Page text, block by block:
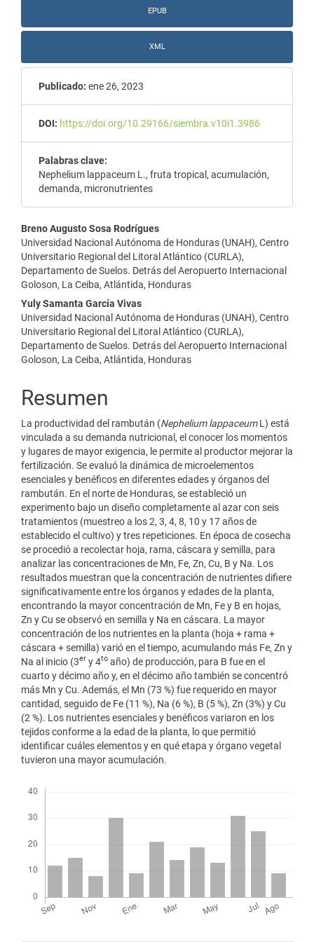
EPUB
XML
Publicado: ene 26, 2023
DOI: https://doi.org/10.29166/siembra.v10i1.3986
Palabras clave:
Nephelium lappaceum L., fruta tropical, acumulación,
demanda, micronutrientes
Contenido
principal
del
artículo
Breno Augusto Sosa Rodrígues
Universidad Nacional Autónoma de Honduras (UNAH), Centro
Universitario Regional del Litoral Atlántico (CURLA),
Departamento de Suelos. Detrás del Aeropuerto Internacional
Goloson, La Ceiba, Atlántida, Honduras
Yuly Samanta García Vivas
Universidad Nacional Autónoma de Honduras (UNAH), Centro
Universitario Regional del Litoral Atlántico (CURLA),
Departamento de Suelos. Detrás del Aeropuerto Internacional
Goloson, La Ceiba, Atlántida, Honduras
Resumen
La productividad del rambután (Nephelium lappaceumL) está
vinculada a su demanda nutricional, el conocer los momentos
y lugares de mayor exigencia, le permite al productor mejorar la
fertilización. Se evaluó la dinámica de microelementos
esenciales y benéficos en diferentes edades y órganos del
rambután. En el norte de Honduras, se estableció un
experimento bajo un diseño completamente al azar con seis
tratamientos (muestreo a los 2, 3, 4, 8, 10 y 17 años de
establecido el cultivo) y tres repeticiones. En época de cosecha
se procedió a recolectar hoja, rama, cáscara y semilla, para
analizar las concentraciones de Mn, Fe, Zn, Cu, B y Na. Los
resultados muestran que la concentración de nutrientes difiere
significativamente entre los órganos y edades de la planta,
encontrando la mayor concentración de Mn, Fe y B en hojas,
Zn y Cu se observó en semilla y Na en cáscara. La mayor
concentración de los nutrientes en la planta (hoja + rama +
cáscara + semilla) varió en el tiempo, acumulando más Fe, Zn y
Na al inicio (3er y 4to año) de producción, para B fue en el
cuarto y décimo año y, en el décimo año también se concentró
más Mn y Cu. Además, el Mn (73 %) fue requerido en mayor
cantidad, seguido de Fe (11 %), Na (6 %), B (5 %), Zn (3%) y Cu
(2 %). Los nutrientes esenciales y benéficos variaron en los
tejidos conforme a la edad de la planta, lo que permitió
identificar cuáles elementos y en qué etapa y órgano vegetal
tuvieron una mayor acumulación.